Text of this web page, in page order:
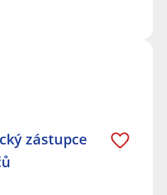
zástupce